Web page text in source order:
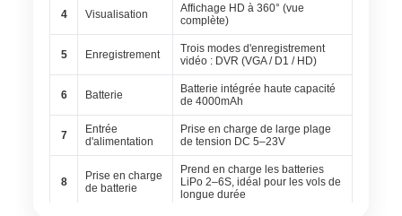
4 Visualisation
Affichage HD à 360° (vue
complète)
5 Enregistrement
Trois modes d'enregistrement
vidéo : DVR (VGA / D1 / HD)
6 Batterie
Batterie intégrée haute capacité
de 4000mAh
7
Entrée
d'alimentation
Prise en charge de large plage
de tension DC 5–23V
8
Prise en charge
de batterie
Prend en charge les batteries
LiPo 2–6S, idéal pour les vols de
longue durée